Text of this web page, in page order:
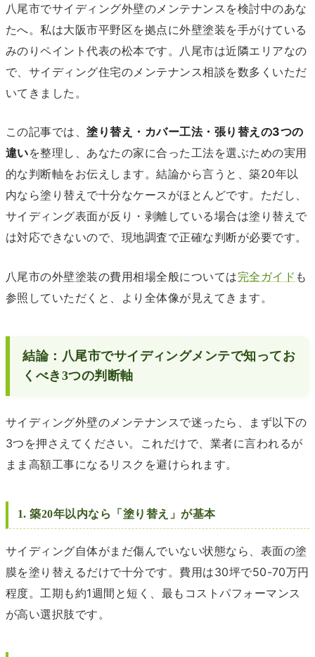
八尾市でサイディング外壁のメンテナンスを検討中のあな
たへ。私は大阪市平野区を拠点に外壁塗装を手がけている
みのりペイント代表の松本です。八尾市は近隣エリアなの
で、サイディング住宅のメンテナンス相談を数多くいただ
いてきました。
この記事では、塗り替え・カバー工法・張り替えの3つの
違いを整理し、あなたの家に合った工法を選ぶための実用
的な判断軸をお伝えします。結論から言うと、築20年以
内なら塗り替えで十分なケースがほとんどです。ただし、
サイディング表面が反り・剥離している場合は塗り替えで
は対応できないので、現地調査で正確な判断が必要です。
八尾市の外壁塗装の費用相場全般については完全ガイド も
参照していただくと、より全体像が見えてきます。
結論：八尾市でサイディングメンテで知ってお
くべき3つの判断軸
サイディング外壁のメンテナンスで迷ったら、まず以下の
3つを押さえてください。これだけで、業者に言われるが
まま高額工事になるリスクを避けられます。
1. 築20年以内なら「塗り替え」が基本
サイディング自体がまだ傷んでいない状態なら、表面の塗
膜を塗り替えるだけで十分です。費用は30坪で50-70万円
程度。工期も約1週間と短く、最もコストパフォーマンス
が高い選択肢です。